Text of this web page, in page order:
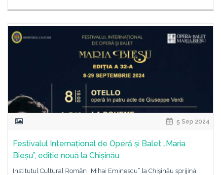
5 Sep 2024
Festivalul Internațional de Operă și Balet „Maria
Bieșu”, ediție nouă la Chișinău
Institutul Cultural Român „Mihai Eminescu” la Chișinău sprijină